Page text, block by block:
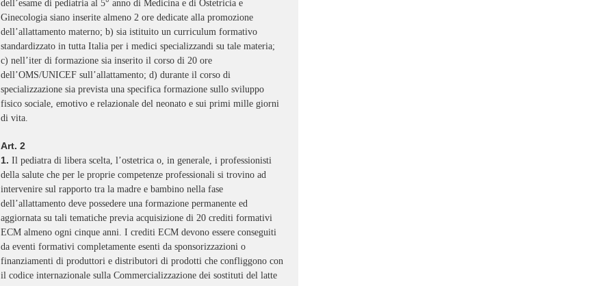
dell’esame di pediatria al 5° anno di Medicina e di Ostetricia e
Ginecologia siano inserite almeno 2 ore dedicate alla promozione
dell’allattamento materno; b) sia istituito un curriculum formativo
standardizzato in tutta Italia per i medici specializzandi su tale materia;
c) nell’iter di formazione sia inserito il corso di 20 ore
dell’OMS/UNICEF sull’allattamento; d) durante il corso di
specializzazione sia prevista una specifica formazione sullo sviluppo
fisico sociale, emotivo e relazionale del neonato e sui primi mille giorni
di vita.
Art. 2
1. Il pediatra di libera scelta, l’ostetrica o, in generale, i professionisti
della salute che per le proprie competenze professionali si trovino ad
intervenire sul rapporto tra la madre e bambino nella fase
dell’allattamento deve possedere una formazione permanente ed
aggiornata su tali tematiche previa acquisizione di 20 crediti formativi
ECM almeno ogni cinque anni. I crediti ECM devono essere conseguiti
da eventi formativi completamente esenti da sponsorizzazioni o
finanziamenti di produttori e distributori di prodotti che confliggono con
il codice internazionale sulla Commercializzazione dei sostituti del latte